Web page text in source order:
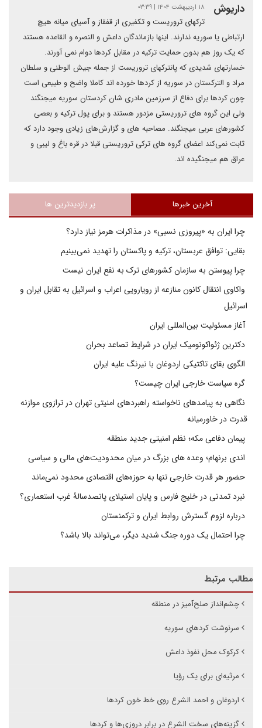
داریوش ۱۸ اردیبهشت ۱۴۰۴ | ۰۳:۳۹
ترکهای تروریست و تکفیری از قفقاز و آسیای میانه هیچ‌
ارتباطی یا سوریه ندارند‌. اینها بازماندگان داعش و النصره و القاعده هستند
که یک روز هم بدون حمایت ترکیه در مقابل کردها دوام نمی آورند.
خسارتهای شدیدی که پانترکهای تروریست از جمله جیش الوطنی و سلطان
مراد و الترکستان در سوریه از کردها خورده اند کاملا واضح و طبیعی است
چون کردها برای دفاع از سرزمین مادری شان کردستان سوریه میجنگند
ولی این گروه های تروریستی مزدور هستند و برای پول ترکیه و بعصی
کشورهای عربی میجنگند. مصاحبه های و گزارش‌های زیادی وجود دارد که
ثابت نمی‌کند اعضای گروه های ترکی تروریستی قبلا در قره باغ و لیبی و
عراق هم میجنگیده اند.
آخرین خبرها پر بازدیدترین ها
چرا ایران به «پیروزی نسبی» در مذاکرات هرمز نیاز دارد؟
بقایی: توافق عربستان، ترکیه و پاکستان را تهدید نمی‌بینیم
چرا پیوستن به سازمان کشورهای ترک به نفع ایران نیست
واکاوی انتقال کانون منازعه از رویارویی اعراب و اسرائیل به تقابل ایران و
اسرائیل
آغاز مسئولیت بین‌المللی ایران
دکترین ژئواکونومیک ایران در شرایط تصاعد بحران
الگوی بقای تاکتیکی اردوغان با نیرنگ علیه ایران
گره سیاست خارجی ایران چیست؟
نگاهی به پیامدهای ناخواسته راهبردهای امنیتی تهران در ترازوی موازنه
قدرت در خاورمیانه
پیمان دفاعی مکه؛ نظم امنیتی جدید منطقه
اندی برنهام؛ وعده های بزرگ در میان محدودیت‌های مالی و سیاسی
حضور هر قدرت خارجی تنها به حوزه‌های اقتصادی محدود نمی‌ماند
نبرد تمدنی در خلیج فارس و پایان استیلای پانصدسالۀ غرب استعماری؟
درباره لزوم گسترش روابط ایران و ترکمنستان
چرا احتمال یک دوره جنگ شدید دیگر، می‌تواند بالا باشد؟
مطالب مرتبط
چشم‌انداز صلح‌آمیز در منطقه
سرنوشت کردهای سوریه
کرکوک محل نفوذ داعش
مرثیه‌ای برای یک رؤیا
اردوغان و احمد الشرع روی خط خون کردها
گزینه‌های سخت الشرع در برابر دروزی‌ها و کردها